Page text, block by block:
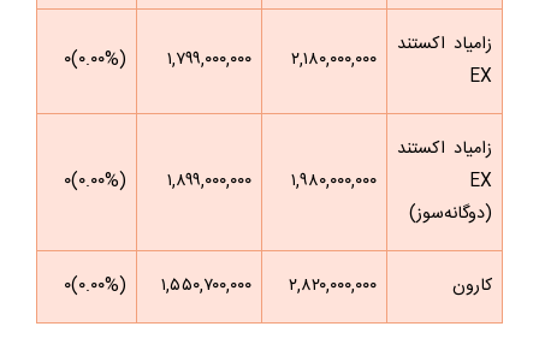
زامیاد اکستند
EX
۲,۱۸۰,۰۰۰,۰۰۰ ۱,۷۹۹,۰۰۰,۰۰۰ (۰.۰۰%)۰
زامیاد اکستند
EX
(دوگانه‌سوز)
۱,۹۸۰,۰۰۰,۰۰۰ ۱,۸۹۹,۰۰۰,۰۰۰ (۰.۰۰%)۰
کارون ۲,۸۲۰,۰۰۰,۰۰۰ ۱,۵۵۰,۷۰۰,۰۰۰ (۰.۰۰%)۰